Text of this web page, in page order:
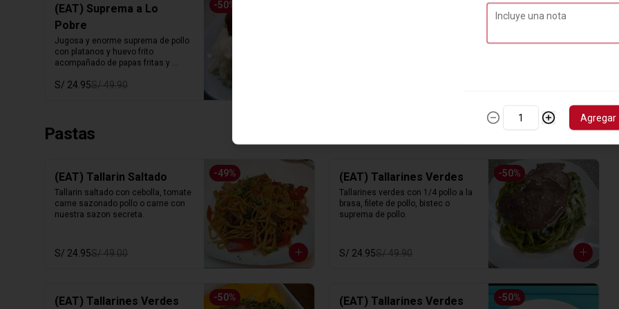
-50%
(EAT) Suprema a Lo
Pobre
Jugosa y enorme suprema de pollo
con platanos y huevo frito
acompañado de papas fritas y
S/ 24.95S/ 49.90
Pastas
-49%
(EAT) Tallarin Saltado
Tallarin saltado con cebolla, tomate
carne sazonado pollo o carne con
nuestra sazon secreta.
S/ 24.95S/ 49.00
-50%
(EAT) Tallarines Verdes
Tallarines verdes con 1/4 pollo a la
brasa, filete de pollo, bistec o
suprema de pollo.
S/ 24.95S/ 49.90
-50%
(EAT) Tallarines Verdes
-50%
(EAT) Tallarines Verdes
Agregar